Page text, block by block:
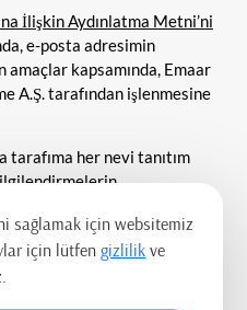
İlişkin Aydınlatma Metni’ni
e-posta adresimin
kapsamında, Emaar
A.Ş. tarafından işlenmesine
tarafıma her nevi tanıtım
amacı ile iletişim
ileti gönderilmesine onay
sağlamak için websitemiz
için lütfengizlilik ve